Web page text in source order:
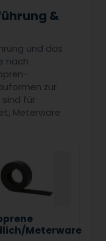
&
und das
nach
zur
sind für
Meterware
Meterware